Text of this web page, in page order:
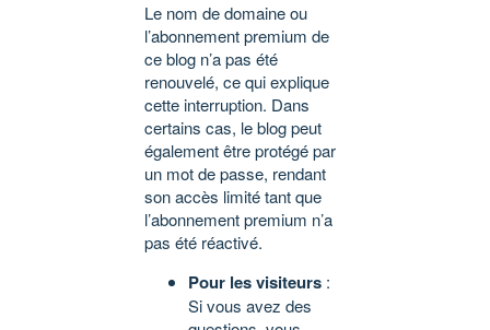
Le nom de domaine ou
l’abonnement premium de
ce blog n’a pas été
renouvelé, ce qui explique
cette interruption. Dans
certains cas, le blog peut
également être protégé par
un mot de passe, rendant
son accès limité tant que
l’abonnement premium n’a
pas été réactivé.
Pour les visiteurs :
Si vous avez des